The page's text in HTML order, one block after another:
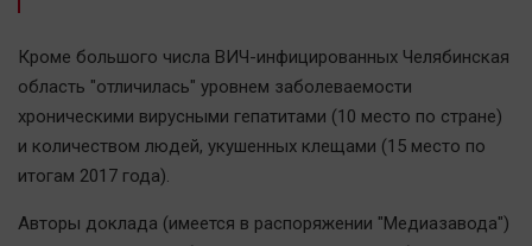
Спорт
Технологии
Отраслевые темы
Hедвижимость
Образование
XX век: криминальные уроки
Кроме большого числа ВИЧ-инфицированных Челябинская
область "отличилась" уровнем заболеваемости
хроническими вирусными гепатитами (10 место по стране)
и количеством людей, укушенных клещами (15 место по
итогам 2017 года).
Авторы доклада (имеется в распоряжении "Медиазавода")